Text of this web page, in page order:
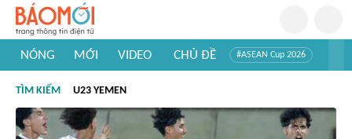
NÓNG MỚI VIDEO CHỦ ĐỀ #ASEAN Cup 2026
#Khám phá thế giới
TÌM KIẾM U23 YEMEN